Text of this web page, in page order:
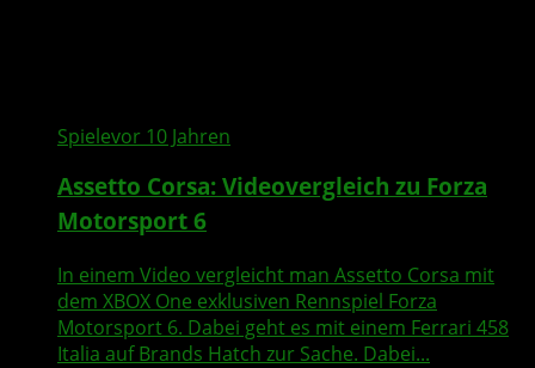
Spielevor 10 Jahren
Assetto Corsa: Videovergleich zu Forza
Motorsport 6
In einem Video vergleicht man Assetto Corsa mit
dem XBOX One exklusiven Rennspiel Forza
Motorsport 6. Dabei geht es mit einem Ferrari 458
Italia auf Brands Hatch zur Sache. Dabei...